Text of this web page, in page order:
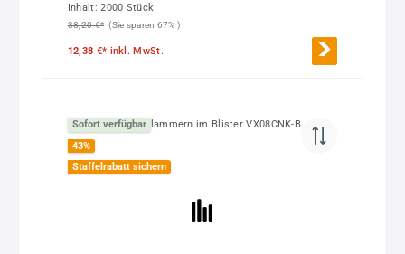
Inhalt:2000 Stück
38,20 €* (Sie sparen 67% )
12,38 €* inkl. MwSt.
Sofort verfügbar
43%
Staffelrabatt sichern